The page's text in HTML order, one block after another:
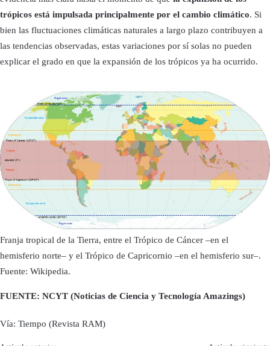
trópicos está impulsada principalmente por el cambio climático. Si
bien las fluctuaciones climáticas naturales a largo plazo contribuyen a
las tendencias observadas, estas variaciones por sí solas no pueden
explicar el grado en que la expansión de los trópicos ya ha ocurrido.
Franja tropical de la Tierra, entre el Trópico de Cáncer –en el
hemisferio norte– y el Trópico de Capricornio –en el hemisferio sur–.
Fuente: Wikipedia.
FUENTE: NCYT (Noticias de Ciencia y Tecnología Amazings)
Vía: Tiempo (Revista RAM)